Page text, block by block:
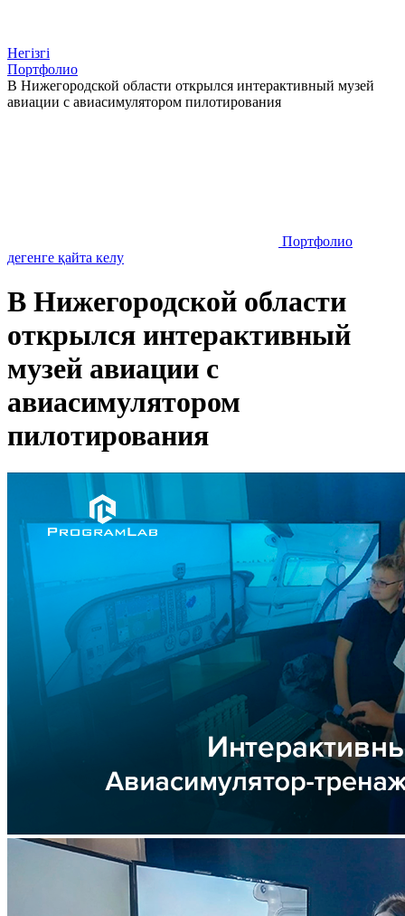
Негізгі
Портфолио
В Нижегородской области открылся интерактивный музей
авиации с авиасимулятором пилотирования
Портфолио
дегенге қайта келу
В Нижегородской области
открылся интерактивный
музей авиации с
авиасимулятором
пилотирования